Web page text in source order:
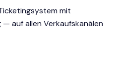
mit
auf allen Verkaufskanälen